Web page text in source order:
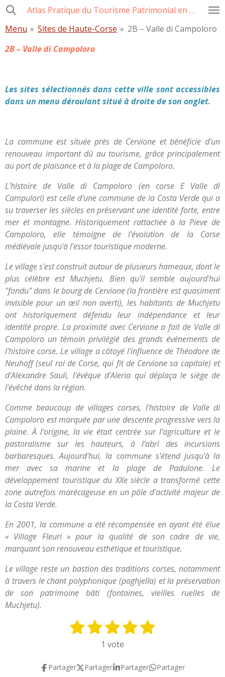
Passer
contenu
principal
Atlas Pratique du Tourisme Patrimonial en Corse
Menu » Sites de Haute-Corse » 2B – Valle di Campoloro
2B – Valle di Campoloro
Les sites sélectionnés dans cette ville sont accessibles
dans un menu déroulant situé à droite de son onglet.
La commune est située près de Cervione et bénéficie d’un
renouveau important dû au tourisme, grâce principalement
au port de plaisance et à la plage de Campoloro.
L'histoire de Valle di Campoloro (en corse E Valle di
Campulori) est celle d'une commune de la Costa Verde qui a
su traverser les siècles en préservant une identité forte, entre
mer et montagne. Historiquement rattachée à la Pieve de
Campoloro, elle témoigne de l'évolution de la Corse
médiévale jusqu'à l'essor touristique moderne.
Le village s'est construit autour de plusieurs hameaux, dont le
plus célèbre est Muchjetu. Bien qu'il semble aujourd'hui
"fondu" dans le bourg de Cervione (la frontière est quasiment
invisible pour un œil non averti), les habitants de Muchjetu
ont historiquement défendu leur indépendance et leur
identité propre. La proximité avec Cervione a fait de Valle di
Campoloro un témoin privilégié des grands événements de
l'histoire corse. Le village a côtoyé l'influence de Théodore de
Neuhoff (seul roi de Corse, qui fit de Cervione sa capitale) et
d'Alexandre Sauli, l'évêque d'Aleria qui déplaça le siège de
l'évêché dans la région.
Comme beaucoup de villages corses, l'histoire de Valle di
Campoloro est marquée par une descente progressive vers la
plaine. À l'origine, la vie était centrée sur l'agriculture et le
pastoralisme sur les hauteurs, à l'abri des incursions
barbaresques. Aujourd'hui, la commune s'étend jusqu'à la
mer avec sa marine et la plage de Padulone. Le
développement touristique du XXe siècle a transformé cette
zone autrefois marécageuse en un pôle d'activité majeur de
la Costa Verde.
En 2001, la commune a été récompensée en ayant été élue
« Village Fleuri » pour la qualité de son cadre de vie,
marquant son renouveau esthétique et touristique.
Le village reste un bastion des traditions corses, notamment
à travers le chant polyphonique (paghjella) et la préservation
de son patrimoine bâti (fontaines, vieilles ruelles de
Muchjetu).
1 2 3
é
4
é
5
y
1 vote
Partager Partager Partager Partager